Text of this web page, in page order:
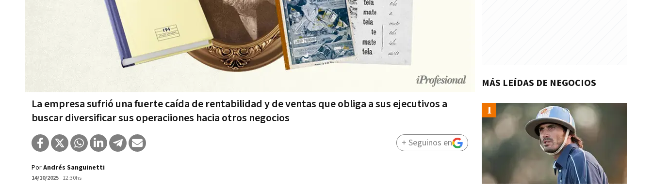
La empresa sufrió una fuerte caída de rentabilidad y de ventas que obliga a sus ejecutivos a
buscar diversificar sus operaciiones hacia otros negocios
PorAndrés Sanguinetti
14/10/2025- 12:30hs
+ Seguinos en
MÁS LEÍDAS DE NEGOCIOS